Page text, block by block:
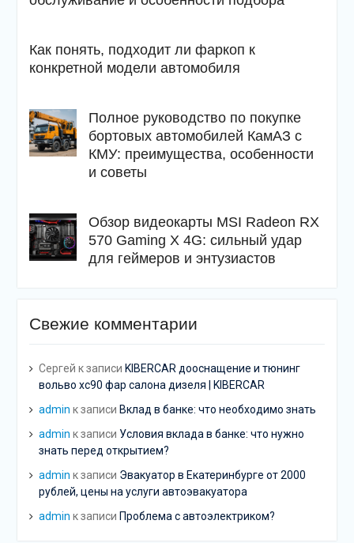
Как понять, подходит ли фаркоп к
конкретной модели автомобиля
Полное руководство по покупке
бортовых автомобилей КамАЗ с
КМУ: преимущества, особенности
и советы
Обзор видеокарты MSI Radeon RX
570 Gaming X 4G: сильный удар
для геймеров и энтузиастов
Свежие комментарии
Сергей к записи KIBERCAR дооснащение и тюнинг
вольво хс90 фар салона дизеля | KIBERCAR
admin к записи Вклад в банке: что необходимо знать
admin к записи Условия вклада в банке: что нужно
знать перед открытием?
admin к записи Эвакуатор в Екатеринбурге от 2000
рублей, цены на услуги автоэвакуатора
admin к записи Проблема с автоэлектриком?